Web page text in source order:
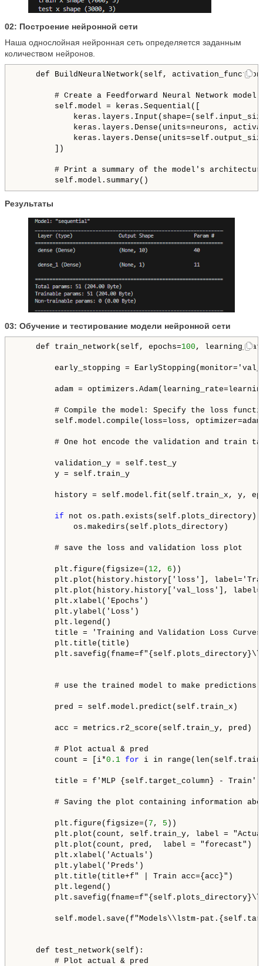
02: Построение нейронной сети
Наша однослойная нейронная сеть определяется заданным
количеством нейронов.
def BuildNeuralNetwork(self,
# Create a Feedforward Neural Network model
self.model = keras.Sequential([
keras.layers.Dense(units=neurons,
keras.layers.Dense(units=self.output_size,
])
# Print a summary of the model's
Результаты
03: Обучение и тестирование модели нейронной сети
def train_network(self, epochs=100 ,
early_stopping =
adam =
# Compile the model: Specify the loss
self.model.compile(loss=loss,
# One hot encode the validation and train
validation_y = self.test_y
y = self.train_y
history = self.model.fit(self.train_x, y,
if not
os.makedirs(self.plots_directory)
# save the loss and validation loss plot
plt.figure(figsize=( 12 , 6 ))
plt.plot(history.history['loss'],
plt.plot(history.history['val_loss'],
plt.xlabel('Epochs')
plt.ylabel('Loss')
plt.legend()
title = 'Training and Validation Loss
plt.title(title)
# use the trained model to make predictions
pred = self.model.predict(self.train_x)
acc = metrics.r2_score(self.train_y, pred)
# Plot actual & pred
count = [i*0.1 for i in
title = f'MLP {self.target_column} - Train'
# Saving the plot containing information about
plt.figure(figsize=( 7 , 5 ))
plt.plot(count, self.train_y, label =
plt.plot(count, pred,  label = "forecast")
plt.xlabel('Actuals')
plt.ylabel('Preds')
plt.title(title+f" | Train acc={acc}")
plt.legend()
self.model.save(f"Models\\lstm-
def test_network(self):
# Plot actual & pred